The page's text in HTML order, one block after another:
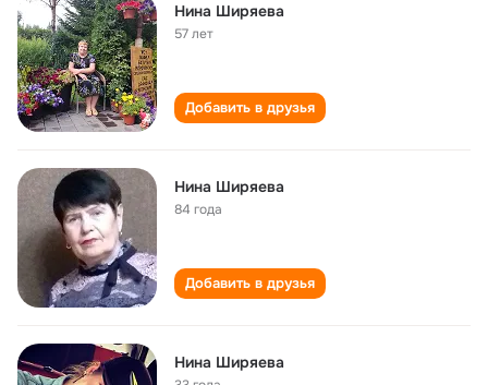
Нина Ширяева
57 лет
Добавить в друзья
Нина Ширяева
84 года
Добавить в друзья
Нина Ширяева